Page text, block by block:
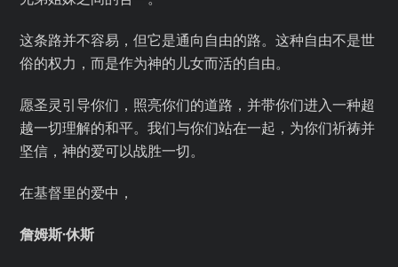
这条路并不容易，但它是通向自由的路。这种自由不是世
俗的权力，而是作为神的儿女而活的自由。
愿圣灵引导你们，照亮你们的道路，并带你们进入一种超
越一切理解的和平。我们与你们站在一起，为你们祈祷并
坚信，神的爱可以战胜一切。
在基督里的爱中，
詹姆斯·休斯